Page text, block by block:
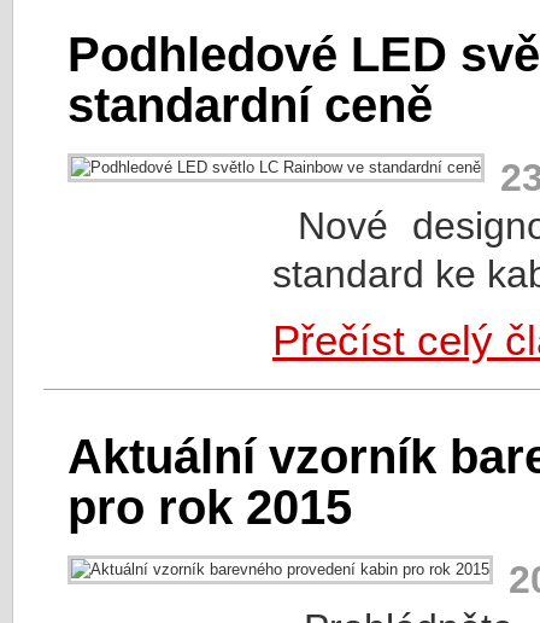
Podhledové LED
standardní ceně
Nové
standard ke
Přečíst celý
Aktuální vzorník
pro rok 2015